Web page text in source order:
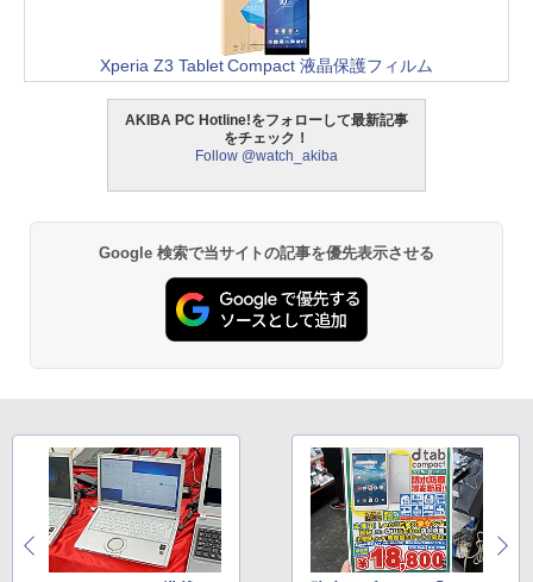
Xperia Z3 Tablet Compact 液晶保護フィルム
AKIBA PC Hotline!をフォローして最新記事
をチェック！
Follow @watch_akiba
Google 検索で当サイトの記事を優先表示させる